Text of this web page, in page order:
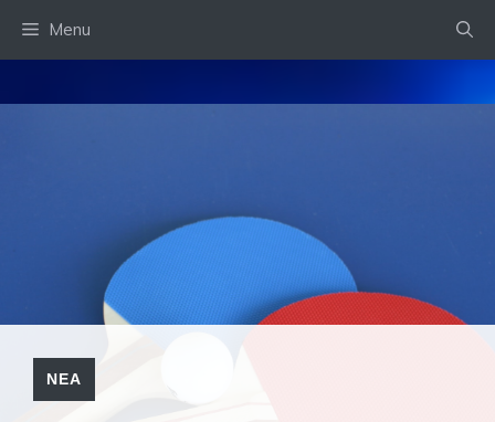
Menu
ΝΕΑ